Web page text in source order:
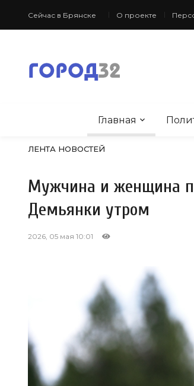
Сейчас в Брянске О проекте
Главная
ЛЕНТА НОВОСТЕЙ
Мужчина и женщина
Демьянки утром
2026, 05 мая 10:01